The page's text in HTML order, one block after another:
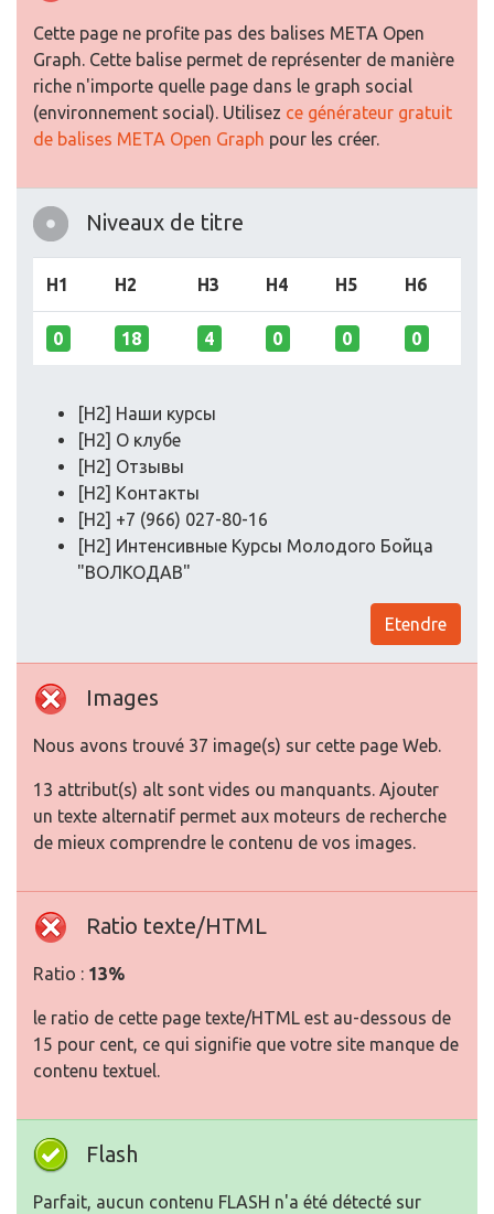
Cette page ne profite pas des balises META Open
Graph. Cette balise permet de représenter de manière
riche n'importe quelle page dans le graph social
(environnement social). Utilisez ce générateur gratuit
de balises META Open Graph pour les créer.
Niveaux de titre
H1 H2 H3 H4 H5 H6
0 18 4 0 0 0
[H2] Наши курсы
[H2] О клубе
[H2] Отзывы
[H2] Контакты
[H2] +7 (966) 027-80-16
[H2] Интенсивные Курсы Молодого Бойца
"ВОЛКОДАВ"
Etendre
Images
Nous avons trouvé 37 image(s) sur cette page Web.
13 attribut(s) alt sont vides ou manquants. Ajouter
un texte alternatif permet aux moteurs de recherche
de mieux comprendre le contenu de vos images.
Ratio texte/HTML
Ratio : 13%
le ratio de cette page texte/HTML est au-dessous de
15 pour cent, ce qui signifie que votre site manque de
contenu textuel.
Flash
Parfait, aucun contenu FLASH n'a été détecté sur